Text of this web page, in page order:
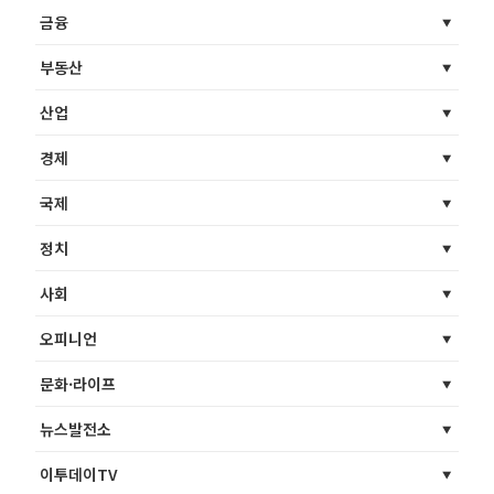
금융
부동산
산업
경제
국제
정치
사회
오피니언
문화·라이프
뉴스발전소
이투데이TV